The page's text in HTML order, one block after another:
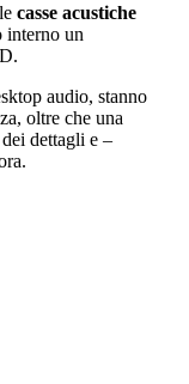
casse acustiche
interno un
audio, stanno
oltre che una
dettagli e –